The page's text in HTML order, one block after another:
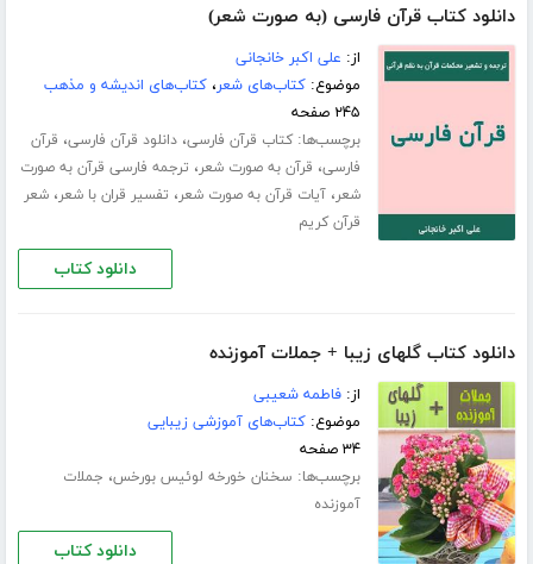
دانلود کتاب قرآن فارسی (به صورت شعر)
از: علی اکبر خانجانی
موضوع:کتاب‌های شعر،کتاب‌های اندیشه و مذهب
۲۴۵ صفحه
برچسب‌ها:کتاب قرآن فارسی،دانلود قرآن فارسی، قرآن
فارسی، قرآن به صورت شعر، ترجمه فارسی قرآن به صورت
شعر،آیات قرآن به صورت شعر، تفسیر قران با شعر،شعر
قرآن کریم
دانلود کتاب
دانلود کتاب گلهای زیبا + جملات آموزنده
از:فاطمه شعیبی
موضوع:کتاب‌های آموزشی زیبایی
۳۴ صفحه
برچسب‌ها: سخنان خورخه لوئیس بورخس، جملات
آموزنده
دانلود کتاب